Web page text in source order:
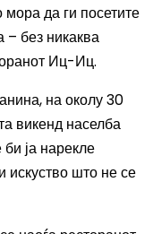
да ги посетите
– без никаква
Иц-Иц.
на околу 30
викенд населба
ја нарекле
искуство што не се